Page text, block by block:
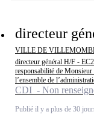
directeur
VILLE DE
directeur général H/F -
responsabilité de
l’ensemble de
CDI - Non
Publié il y a plus de 30